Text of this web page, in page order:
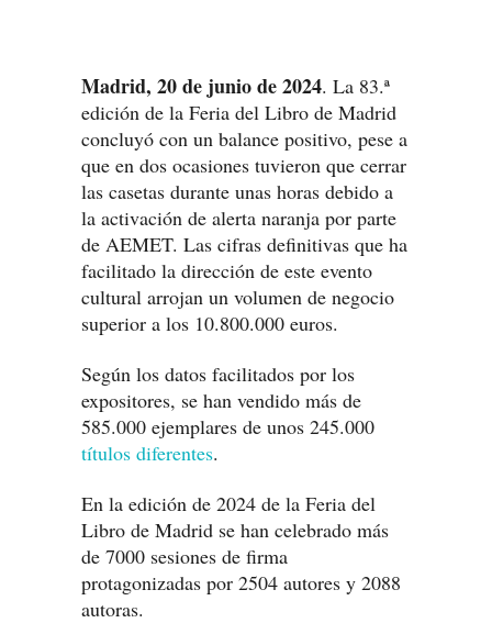
Madrid, 20 de junio de 2024. La 83.ª
edición de la Feria del Libro de Madrid
concluyó con un balance positivo, pese a
que en dos ocasiones tuvieron que cerrar
las casetas durante unas horas debido a
la activación de alerta naranja por parte
de AEMET. Las cifras definitivas que ha
facilitado la dirección de este evento
cultural arrojan un volumen de negocio
superior a los 10.800.000 euros.
Según los datos facilitados por los
expositores, se han vendido más de
585.000 ejemplares de unos 245.000
títulos diferentes.
En la edición de 2024 de la Feria del
Libro de Madrid se han celebrado más
de 7000 sesiones de firma
protagonizadas por 2504 autores y 2088
autoras.